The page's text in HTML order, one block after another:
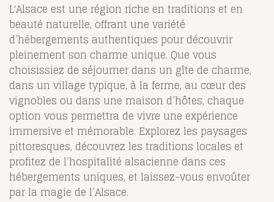
L'Alsace est une région riche en traditions et en
beauté naturelle, offrant une variété
d’hébergements authentiques pour découvrir
pleinement son charme unique. Que vous
choisissiez de séjourner dans un gîte de charme,
dans un village typique, à la ferme, au cœur des
vignobles ou dans une maison d’hôtes, chaque
option vous permettra de vivre une expérience
immersive et mémorable. Explorez les paysages
pittoresques, découvrez les traditions locales et
profitez de l’hospitalité alsacienne dans ces
hébergements uniques, et laissez-vous envoûter
par la magie de l’Alsace.